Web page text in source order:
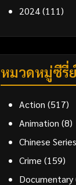
2024(111)
หมวดหมู่ซีรี่
Action (517)
Animation (8)
Chinese Series
Crime (159)
Documentary